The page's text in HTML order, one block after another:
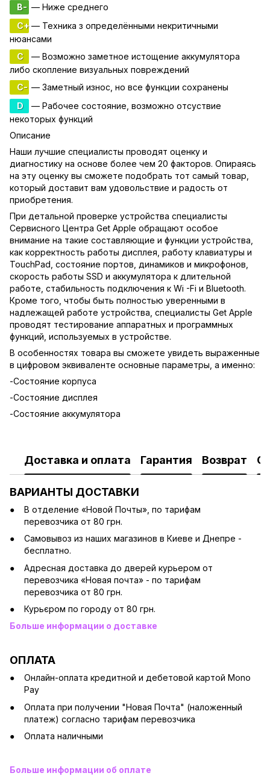
B- — Ниже среднего
C+— Техника з определёнными некритичными
нюансами
C
— Возможно заметное истощение аккумулятора
либо скопление визуальных повреждений
C- — Заметный износ, но все функции сохранены
D
— Рабочее состояние, возможно отсуствие
некоторых функций
Описание
Наши лучшие специалисты проводят оценку и
диагностику на основе более чем 20 факторов. Опираясь
на эту оценку вы сможете подобрать тот самый товар,
который доставит вам удовольствие и радость от
приобретения.
При детальной проверке устройства специалисты
Сервисного Центра Get Apple обращают особое
внимание на такие составляющие и функции устройства,
как корректность работы дисплея, работу клавиатуры и
TouchPad, состояние портов, динамиков и микрофонов,
скорость работы SSD и аккумулятора к длительной
работе, стабильность подключения к Wi -Fi и Bluetooth.
Кроме того, чтобы быть полностью уверенными в
надлежащей работе устройства, специалисты Get Apple
проводят тестирование аппаратных и программных
функций, используемых в устройстве.
В особенностях товара вы сможете увидеть выраженные
в цифровом эквиваленте основные параметры, а именно:
-Состояние корпуса
-Состояние дисплея
-Состояние аккумулятора
Доставка и оплата Гарантия Возврат
ВАРИАНТЫ ДОСТАВКИ
В отделение «Новой Почты», по тарифам
перевозчика от 80 грн.
Cамовывоз из наших магазинов в Киеве и Днепре -
бесплатно.
Адресная доставка до дверей курьером от
перевозчика «Новая почта» - по тарифам
перевозчика от 80 грн.
Курьєром по городу от 80 грн.
Больше информации о доставке
ОПЛАТА
Онлайн-оплата кредитной и дебетовой картой Mono
Pay
Оплата при получении "Новая Почта" (наложенный
платеж) согласно тарифам перевозчика
Оплата наличными
Больше информации об оплате